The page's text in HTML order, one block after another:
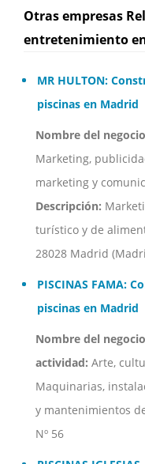
Otras empresas
entretenimiento
MR HULTON:
piscinas en Madrid
Nombre del
Marketing,
marketing y
Descripción:
turístico y de
28028 Madrid
PISCINAS FAMA:
piscinas en Madrid
Nombre del
actividad: Arte,
Maquinarias,
y mantenimientos
Nº 56